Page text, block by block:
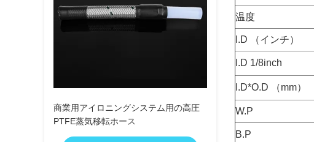
商業用アイロニングシステム用の高圧
PTFE蒸気移転ホース
温度
I.D （インチ）
I.D 1/8inch
I.D*O.D （mm）
W.P
B.P